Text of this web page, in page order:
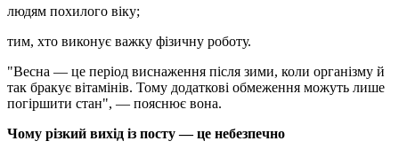
людям похилого віку;
тим, хто виконує важку фізичну роботу.
"Весна — це період виснаження після зими, коли організму й
так бракує вітамінів. Тому додаткові обмеження можуть лише
погіршити стан", — пояснює вона.
Чому різкий вихід із посту — це небезпечно